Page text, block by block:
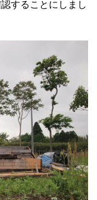
することにしまし